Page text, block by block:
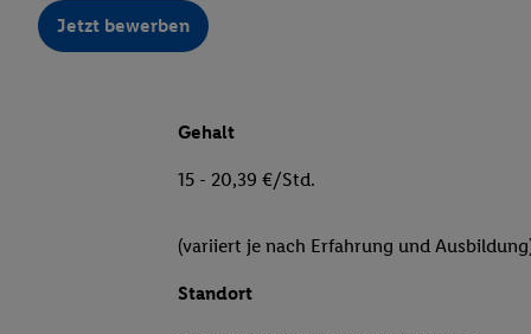
Jetzt bewerben
Gehalt
15 - 20,39 €/Std.
(variiert je nach Erfahrung und
Standort